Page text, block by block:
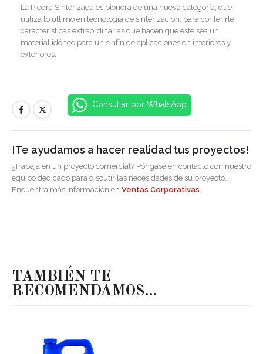
La Piedra Sinterizada es pionera de una nueva categoría, que
utiliza lo ultimo en tecnología de sinterización, para conferirle
características extraordinarias que hacen que este sea un
material idóneo para un sinfín de aplicaciones en interiores y
exteriores.
Consultar por WhatsApp
¡Te ayudamos a hacer realidad tus proyectos!
¿Trabaja en un proyecto comercial? Póngase en contacto con nuestro
equipo dedicado para discutir las necesidades de su proyecto.
Encuentra más información en Ventas Corporativas
TAMBIÉN TE
RECOMENDAMOS…